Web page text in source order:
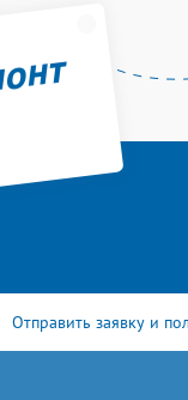
Отправить заявку и